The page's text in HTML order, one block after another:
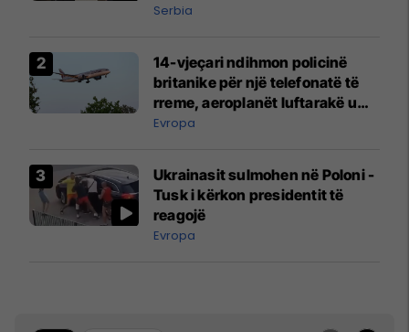
Serbia
14-vjeçari ndihmon policinë
britanike për një telefonatë të
rreme, aeroplanët luftarakë u
ngritën në ajër për të
Mançesterit
Evropa
Ukrainasit sulmohen në Poloni -
Tusk i kërkon presidentit të
reagojë
Evropa